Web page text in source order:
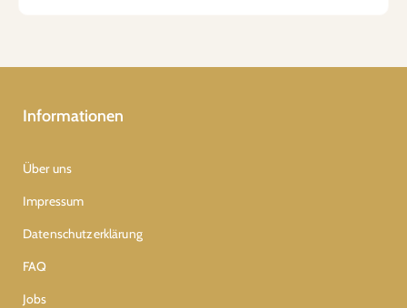
Informationen
Über uns
Impressum
Datenschutzerklärung
FAQ
Jobs